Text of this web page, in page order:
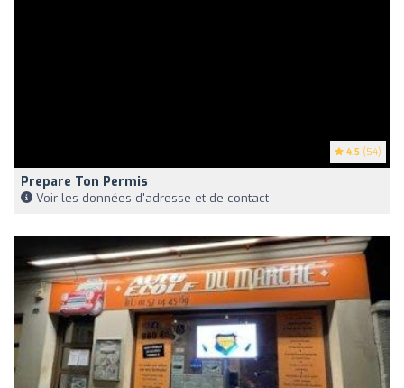
4.5 (54)
Prepare Ton Permis
Voir les données d'adresse et de contact